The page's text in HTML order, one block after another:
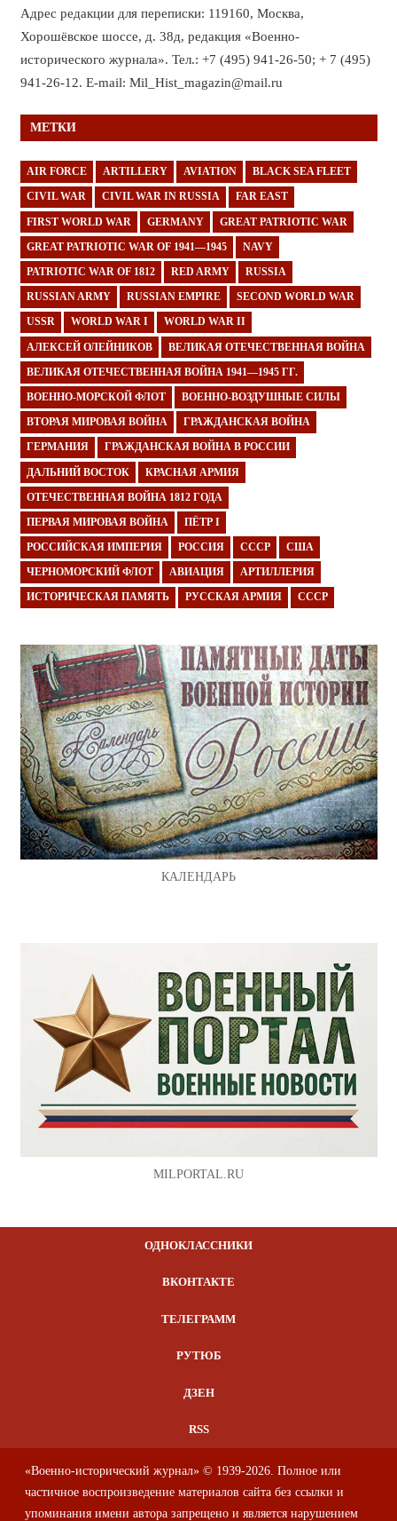
Адрес редакции для переписки: 119160, Москва,
Хорошёвское шоссе, д. 38д, редакция «Военно-
исторического журнала». Тел.: +7 (495) 941-26-50; + 7 (495)
941-26-12. E-mail: Mil_Hist_magazin@mail.ru
МЕТКИ
AIR FORCE ARTILLERY AVIATION BLACK SEA FLEET
CIVIL WAR CIVIL WAR IN RUSSIA FAR EAST
FIRST WORLD WAR GERMANY GREAT PATRIOTIC WAR
GREAT PATRIOTIC WAR OF 1941—1945 NAVY
PATRIOTIC WAR OF 1812 RED ARMY RUSSIA
RUSSIAN ARMY RUSSIAN EMPIRE SECOND WORLD WAR
USSR WORLD WAR I WORLD WAR II
АЛЕКСЕЙ ОЛЕЙНИКОВ ВЕЛИКАЯ ОТЕЧЕСТВЕННАЯ ВОЙНА
ВЕЛИКАЯ ОТЕЧЕСТВЕННАЯ ВОЙНА 1941—1945 ГГ.
ВОЕННО-МОРСКОЙ ФЛОТ ВОЕННО-ВОЗДУШНЫЕ СИЛЫ
ВТОРАЯ МИРОВАЯ ВОЙНА ГРАЖДАНСКАЯ ВОЙНА
ГЕРМАНИЯ ГРАЖДАНСКАЯ ВОЙНА В РОССИИ
ДАЛЬНИЙ ВОСТОК КРАСНАЯ АРМИЯ
ОТЕЧЕСТВЕННАЯ ВОЙНА 1812 ГОДА
ПЕРВАЯ МИРОВАЯ ВОЙНА ПЁТР I
РОССИЙСКАЯ ИМПЕРИЯ РОССИЯ СССР США
ЧЕРНОМОРСКИЙ ФЛОТ АВИАЦИЯ АРТИЛЛЕРИЯ
ИСТОРИЧЕСКАЯ ПАМЯТЬ РУССКАЯ АРМИЯ СССР
КАЛЕНДАРЬ
MILPORTAL.RU
ОДНОКЛАССНИКИ
ВКОНТАКТЕ
ТЕЛЕГРАММ
РУТЮБ
ДЗЕН
RSS
«Военно-исторический журнал» © 1939-2026. Полное или
частичное воспроизведение материалов сайта без ссылки и
упоминания имени автора запрещено и является нарушением